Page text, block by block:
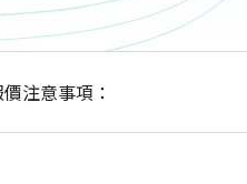
注意事項：